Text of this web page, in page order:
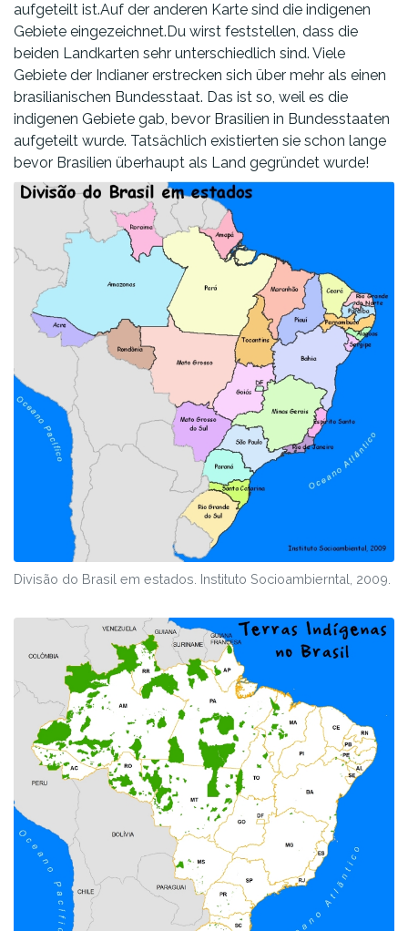
aufgeteilt ist.Auf der anderen Karte sind die indigenen
Gebiete eingezeichnet.Du wirst feststellen, dass die
beiden Landkarten sehr unterschiedlich sind. Viele
Gebiete der Indianer erstrecken sich über mehr als einen
brasilianischen Bundesstaat. Das ist so, weil es die
indigenen Gebiete gab, bevor Brasilien in Bundesstaaten
aufgeteilt wurde. Tatsächlich existierten sie schon lange
bevor Brasilien überhaupt als Land gegründet wurde!
Divisão do Brasil em estados. Instituto Socioambierntal, 2009.